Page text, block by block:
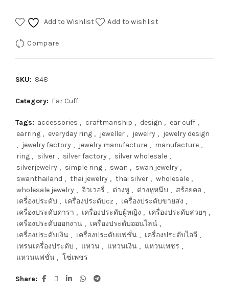
Add to Wishlist Add to wishlist
Compare
SKU: 848
Category: Ear Cuff
Tags: accessories , craftmanship , design , ear cuff ,
earring , everyday ring , jeweller , jewelry , jewelry design
, jewelry factory , jewelry manufacture , manufacture ,
ring , silver , silver factory , silver wholesale ,
silverjewelry , simple ring , swan , swan jewelry ,
swanthailand , thai jewelry , thai silver , wholesale ,
wholesale jewelry , จิวเวอรี่ , ต่างหู , ต่างหูหนีบ , สร้อยคอ ,
เครื่องประดับ , เครื่องประดับcz , เครื่องประดับขายส่ง ,
เครื่องประดับดารา , เครื่องประดับผู้หญิง , เครื่องประดับสวยๆ ,
เครื่องประดับออกงาน , เครื่องประดับออนไลน์ ,
เครื่องประดับเงิน , เครื่องประดับแฟชั่น , เครื่องประดับไอจี ,
เทรนเครื่องประดับ , แหวน , แหวนเงิน , แหวนเพชร ,
แหวนแฟชั่น , โซ่เพชร
Share